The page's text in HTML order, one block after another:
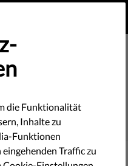
die Funktionalität
Inhalte zu
Funktionen
Traffic zu